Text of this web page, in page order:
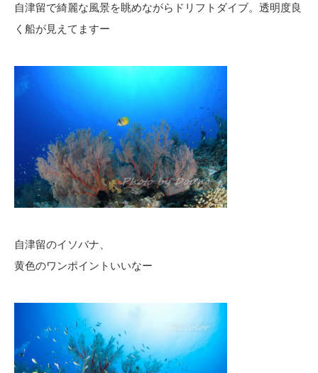
自津留で綺麗な風景を眺めながらドリフトダイブ。透明度良
く船が見えてますー
自津留のイソバナ、
黄色のワンポイントいいなー